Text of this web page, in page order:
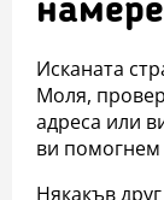
Исканата
Моля,
адреса или
ви помогнем
Някакъв